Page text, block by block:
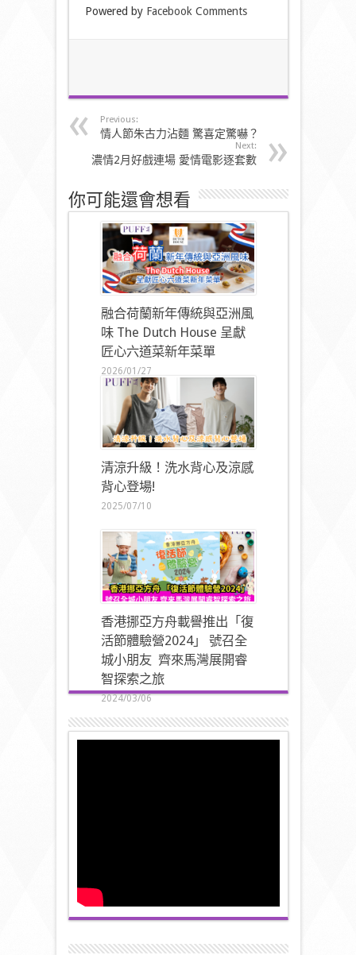
Powered by Facebook Comments
Previous:
情人節朱古力沾麵 驚喜定驚嚇？
Next:
濃情2月好戲連場 愛情電影逐套數
你可能還會想看
融合荷蘭新年傳統與亞洲風
味 The Dutch House 呈獻
匠心六道菜新年菜單
2026/01/27
清涼升級！洗水背心及涼感
背心登場!
2025/07/10
香港挪亞方舟載譽推出「復
活節體驗營2024」 號召全
城小朋友 齊來馬灣展開睿
智探索之旅
2024/03/06